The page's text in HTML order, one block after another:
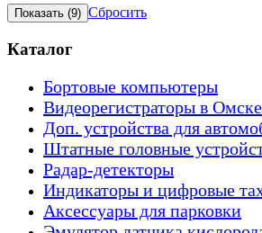
Сбросить
Каталог
Бортовые компьютеры
Видеорегистраторы в Омске
Доп. устройства для
Штатные головные
Радар-детекторы
Индикаторы и цифровые
Аксессуары для парковки